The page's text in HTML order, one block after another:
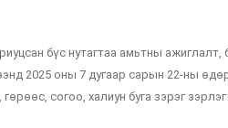
бүс нутагтаа амьтны ажиглалт,
2025 оны 7 дугаар сарын 22-ны
согоо, халиун буга зэрэг